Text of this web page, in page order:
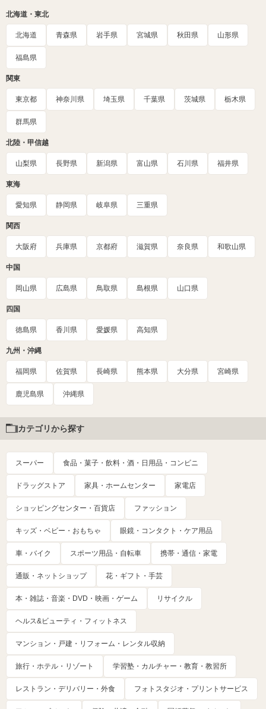
北海道・東北
北海道 青森県 岩手県 宮城県 秋田県 山形県
福島県
関東
東京都 神奈川県 埼玉県 千葉県 茨城県 栃木県
群馬県
北陸・甲信越
山梨県 長野県 新潟県 富山県 石川県 福井県
東海
愛知県 静岡県 岐阜県 三重県
関西
大阪府 兵庫県 京都府 滋賀県 奈良県 和歌山県
中国
岡山県 広島県 鳥取県 島根県 山口県
四国
徳島県 香川県 愛媛県 高知県
九州・沖縄
福岡県 佐賀県 長崎県 熊本県 大分県 宮崎県
鹿児島県 沖縄県
カテゴリから探す
スーパー 食品・菓子・飲料・酒・日用品・コンビニ
ドラッグストア 家具・ホームセンター 家電店
ショッピングセンター・百貨店 ファッション
キッズ・ベビー・おもちゃ 眼鏡・コンタクト・ケア用品
車・バイク スポーツ用品・自転車 携帯・通信・家電
通販・ネットショップ 花・ギフト・手芸
本・雑誌・音楽・DVD・映画・ゲーム リサイクル
ヘルス&ビューティ・フィットネス
マンション・戸建・リフォーム・レンタル収納
旅行・ホテル・リゾート 学習塾・カルチャー・教育・教習所
レストラン・デリバリー・外食 フォトスタジオ・プリントサービス